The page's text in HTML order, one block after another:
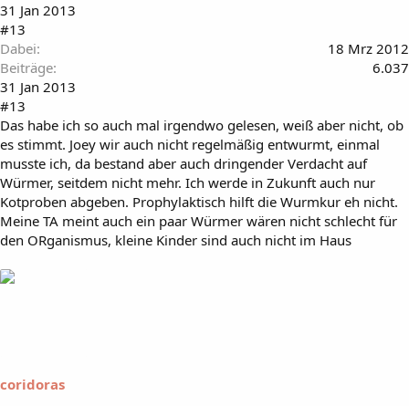
31 Jan 2013
#13
Dabei
18 Mrz 2012
Beiträge
6.037
31 Jan 2013
#13
Das habe ich so auch mal irgendwo gelesen, weiß aber nicht, ob
es stimmt. Joey wir auch nicht regelmäßig entwurmt, einmal
musste ich, da bestand aber auch dringender Verdacht auf
Würmer, seitdem nicht mehr. Ich werde in Zukunft auch nur
Kotproben abgeben. Prophylaktisch hilft die Wurmkur eh nicht.
Meine TA meint auch ein paar Würmer wären nicht schlecht für
den ORganismus, kleine Kinder sind auch nicht im Haus
coridoras